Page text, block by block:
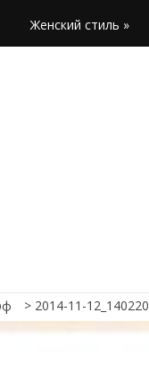
Женский стиль »
> 2014-11-12_140220